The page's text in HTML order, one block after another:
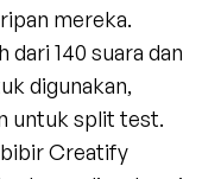
mereka.
140 suara dan
digunakan,
untuk split test.
Creatify